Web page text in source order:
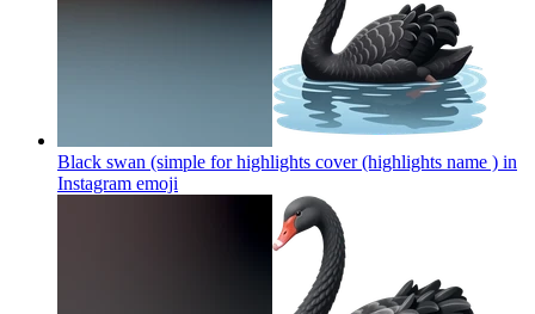
Black swan (simple for highlights cover (highlights name ) in
Instagram emoji